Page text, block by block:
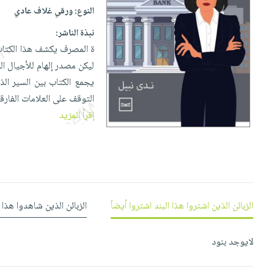
إختياراتنا
كتب
أكاديمية
صندوق
القراءة
books
iKitab
بلا
حدود
أسئلة
تحميل
iKitab
Apple
أسئلة
يتكرر
طرحها
تحميل
masmu3
Android
تحميل
Apple
المواضيع
الأكثر
مبيعاً
وسائل
تعليمية
القراءة
تعليمية
الصحة
والعناية
الشخصية
الكل
وتصفيف
العناية
بالجسم
الكل
أواني
الطهي
متجر
الهدايا
أقسام
النوع:ورقي غلاف عادي
نبذة الناشر:
ة المصرف يكشف هذا
ليكن مصدر إلهام للأجيال
يجمع الكتاب بين السير
التوقف على العلامات
إقرأ المزيد
الزبائن الذين اشتروا هذا البند اشتروا أيضاً الزبائن الذين شاهدوا
لايوجد بنود